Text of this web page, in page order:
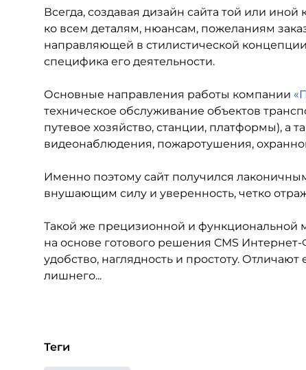
Всегда, создавая дизайн сайта той или
ко всем деталям, нюансам, пожеланиям
направляющей в стилистической
специфика его деятельности.
Основные направления работы компании
техническое обслуживание объектов
путевое хозяйство, станции, платформы), а
видеонаблюдения, пожаротушения,
Именно поэтому сайт получился
внушающим силу и уверенность, четко
Такой же прецизионной и функциональной
на основе готового решения CMS
удобство, наглядность и простоту.
лишнего...
Теги